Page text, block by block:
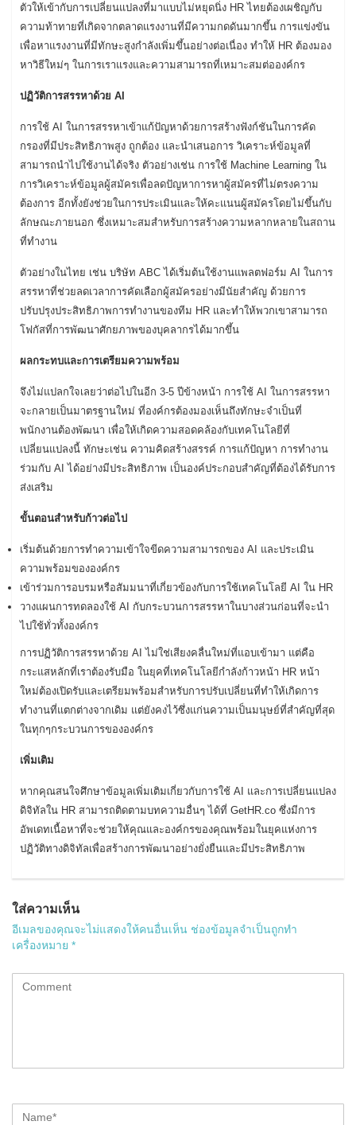
ตัวให้เข้ากับการเปลี่ยนแปลงที่มาแบบไม่หยุดนิ่ง HR ไทยต้องเผชิญกับ
ความท้าทายที่เกิดจากตลาดแรงงานที่มีความกดดันมากขึ้น การแข่งขัน
เพื่อหาแรงงานที่มีทักษะสูงกำลังเพิ่มขึ้นอย่างต่อเนื่อง ทำให้ HR ต้องมอง
หาวิธีใหม่ๆ ในการเราแรงและความสามารถที่เหมาะสมต่อองค์กร
ปฏิวัติการสรรหาด้วย AI
การใช้ AI ในการสรรหาเข้าแก้ปัญหาด้วยการสร้างฟังก์ชันในการคัด
กรองที่มีประสิทธิภาพสูง ถูกต้อง และนำเสนอการ วิเคราะห์ข้อมูลที่
สามารถนำไปใช้งานได้จริง ตัวอย่างเช่น การใช้ Machine Learning ใน
การวิเคราะห์ข้อมูลผู้สมัครเพื่อลดปัญหาการหาผู้สมัครที่ไม่ตรงความ
ต้องการ อีกทั้งยังช่วยในการประเมินและให้คะแนนผู้สมัครโดยไม่ขึ้นกับ
ลักษณะภายนอก ซึ่งเหมาะสมสำหรับการสร้างความหลากหลายในสถาน
ที่ทำงาน
ตัวอย่างในไทย เช่น บริษัท ABC ได้เริ่มต้นใช้งานแพลตฟอร์ม AI ในการ
สรรหาที่ช่วยลดเวลาการคัดเลือกผู้สมัครอย่างมีนัยสำคัญ ด้วยการ
ปรับปรุงประสิทธิภาพการทำงานของทีม HR และทำให้พวกเขาสามารถ
โฟกัสที่การพัฒนาศักยภาพของบุคลากรได้มากขึ้น
ผลกระทบและการเตรียมความพร้อม
จึงไม่แปลกใจเลยว่าต่อไปในอีก 3-5 ปีข้างหน้า การใช้ AI ในการสรรหา
จะกลายเป็นมาตรฐานใหม่ ที่องค์กรต้องมองเห็นถึงทักษะจำเป็นที่
พนักงานต้องพัฒนา เพื่อให้เกิดความสอดคล้องกับเทคโนโลยีที่
เปลี่ยนแปลงนี้ ทักษะเช่น ความคิดสร้างสรรค์ การแก้ปัญหา การทำงาน
ร่วมกับ AI ได้อย่างมีประสิทธิภาพ เป็นองค์ประกอบสำคัญที่ต้องได้รับการ
ส่งเสริม
ขั้นตอนสำหรับก้าวต่อไป
เริ่มต้นด้วยการทำความเข้าใจขีดความสามารถของ AI และประเมิน
ความพร้อมขององค์กร
เข้าร่วมการอบรมหรือสัมมนาที่เกี่ยวข้องกับการใช้เทคโนโลยี AI ใน HR
วางแผนการทดลองใช้ AI กับกระบวนการสรรหาในบางส่วนก่อนที่จะนำ
ไปใช้ทั่วทั้งองค์กร
การปฏิวัติการสรรหาด้วย AI ไม่ใช่เสียงคลื่นใหม่ที่แอบเข้ามา แต่คือ
กระแสหลักที่เราต้องรับมือ ในยุคที่เทคโนโลยีกำลังก้าวหน้า HR หน้า
ใหม่ต้องเปิดรับและเตรียมพร้อมสำหรับการปรับเปลี่ยนที่ทำให้เกิดการ
ทำงานที่แตกต่างจากเดิม แต่ยังคงไว้ซึ่งแก่นความเป็นมนุษย์ที่สำคัญที่สุด
ในทุกๆกระบวนการขององค์กร
เพิ่มเติม
หากคุณสนใจศึกษาข้อมูลเพิ่มเติมเกี่ยวกับการใช้ AI และการเปลี่ยนแปลง
ดิจิทัลใน HR สามารถติดตามบทความอื่นๆ ได้ที่ GetHR.co ซึ่งมีการ
อัพเดทเนื้อหาที่จะช่วยให้คุณและองค์กรของคุณพร้อมในยุคแห่งการ
ปฏิวัติทางดิจิทัลเพื่อสร้างการพัฒนาอย่างยั่งยืนและมีประสิทธิภาพ
ใส่ความเห็น
อีเมลของคุณจะไม่แสดงให้คนอื่นเห็น ช่องข้อมูลจำเป็นถูกทำ
เครื่องหมาย *